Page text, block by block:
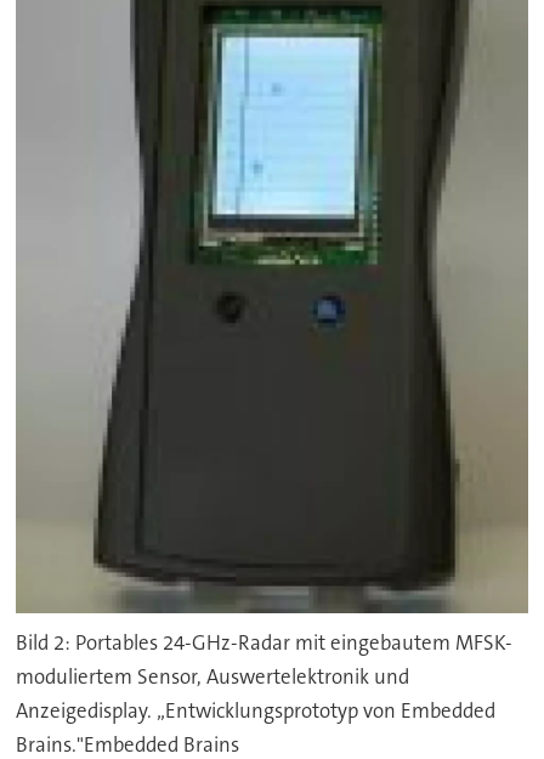
Bild 2: Portables 24-GHz-Radar mit eingebautem MFSK-
moduliertem Sensor, Auswertelektronik und
Anzeigedisplay. „Entwicklungsprototyp von Embedded
Brains."Embedded Brains